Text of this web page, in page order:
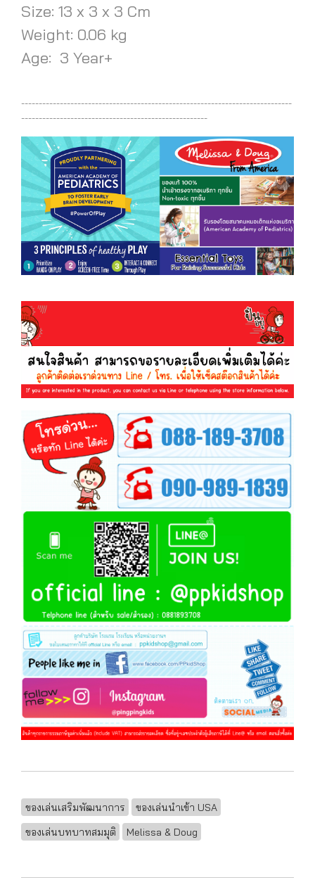
Size: 13 x 3 x 3 Cm
Weight: 0.06 kg
Age: 3 Year+
-----------------------------------------------------------------------------
-----------------------------------------------------
ของเล่นเสริมพัฒนาการ
ของเล่นนำเข้า USA
ของเล่นบทบาทสมมุติ
Melissa & Doug